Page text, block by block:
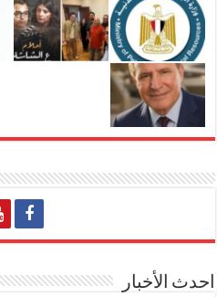
احدث الأخبار